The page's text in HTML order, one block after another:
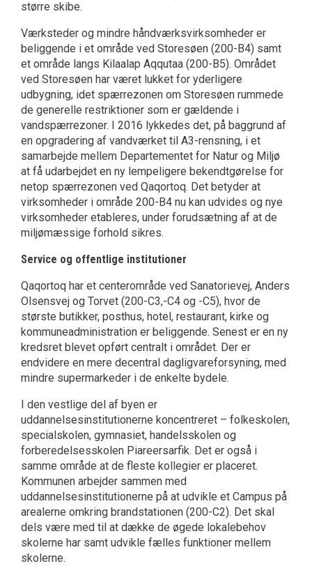
større skibe.
Værksteder og mindre håndværksvirksomheder er
beliggende i et område ved Storesøen (200-B4) samt
et område langs Kilaalap Aqqutaa (200-B5). Området
ved Storesøen har været lukket for yderligere
udbygning, idet spærrezonen om Storesøen rummede
de generelle restriktioner som er gældende i
vandspærrezoner. I 2016 lykkedes det, på baggrund af
en opgradering af vandværket til A3-rensning, i et
samarbejde mellem Departementet for Natur og Miljø
at få udarbejdet en ny lempeligere bekendtgørelse for
netop spærrezonen ved Qaqortoq. Det betyder at
virksomheder i område 200-B4 nu kan udvides og nye
virksomheder etableres, under forudsætning af at de
miljømæssige forhold sikres.
Service og offentlige institutioner
Qaqortoq har et centerområde ved Sanatorievej, Anders
Olsensvej og Torvet (200-C3,-C4 og -C5), hvor de
største butikker, posthus, hotel, restaurant, kirke og
kommuneadministration er beliggende. Senest er en ny
kredsret blevet opført centralt i området. Der er
endvidere en mere decentral dagligvareforsyning, med
mindre supermarkeder i de enkelte bydele.
I den vestlige del af byen er
uddannelsesinstitutionerne koncentreret – folkeskolen,
specialskolen, gymnasiet, handelsskolen og
forberedelsesskolen Piareersarfik. Det er også i
samme område at de fleste kollegier er placeret.
Kommunen arbejder sammen med
uddannelsesinstitutionerne på at udvikle et Campus på
arealerne omkring brandstationen (200-C2). Det skal
dels være med til at dække de øgede lokalebehov
skolerne har samt udvikle fælles funktioner mellem
skolerne.